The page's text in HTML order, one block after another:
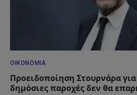
ΟΙΚΟΝΟΜΊΑ
Προειδοποίηση Στουρνάρα για
δημόσιες παροχές δεν θα